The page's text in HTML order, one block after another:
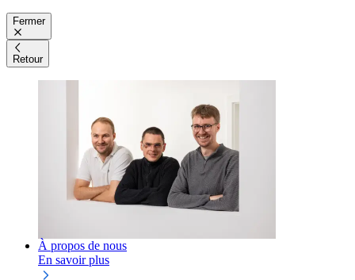
Fermer
Retour
À propos de nous
En savoir plus